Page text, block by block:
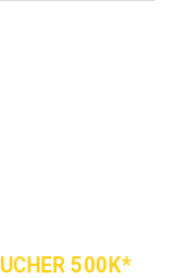
500K*